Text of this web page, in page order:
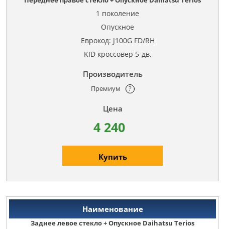
1 поколение
Опускное
Еврокод: J100G FD/RH
KID кроссовер 5-дв.
Премиум ?
4 240
Купить
Заднее левое стекло + Опускное Daihatsu Terios